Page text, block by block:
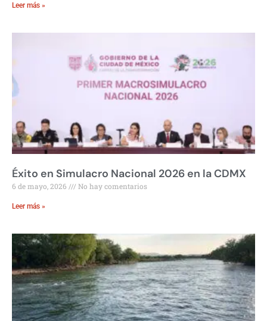
Leer más »
Éxito en Simulacro Nacional 2026 en la CDMX
6 de mayo, 2026 No hay comentarios
Leer más »